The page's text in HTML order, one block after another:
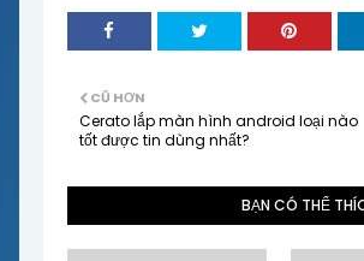
CŨ HƠN
Cerato lắp màn hình android loại nào
tốt được tin dùng nhất?
BẠN CÓ THỂ